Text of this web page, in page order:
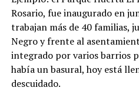
Rosario, fue inaugurado en
trabajan más de 40 familias,
Negro y frente al
integrado por varios barrios
había un basural, hoy está
descuidado.